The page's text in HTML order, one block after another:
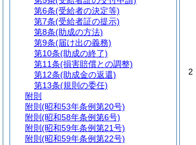
2
第6条(受給者の決定等)
第7条(受給者証の提示)
第8条(助成の方法)
第9条(届け出の義務)
第10条(助成の終了)
第11条(損害賠償との調整)
第12条(助成金の返還)
第13条(規則の委任)
附則
附則 (昭和53年条例第20号)
附則 (昭和58年条例第6号)
附則 (昭和59年条例第21号)
附則 (昭和59年条例第22号)